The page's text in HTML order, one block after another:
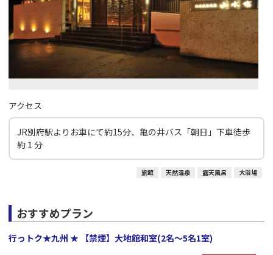
アクセス
JR別府駅よりお車にて約15分、亀の井バス「朝日」下車徒歩
約１分
旅館 天然温泉 露天風呂 大浴場
おすすめプラン
行っトク★九州 ★ 【禁煙】大地館和室(2名～5名1室)